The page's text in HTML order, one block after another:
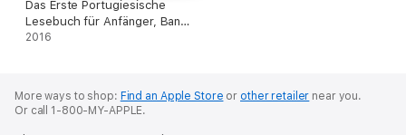
Das Erste Portugiesische
Lesebuch für Anfänger, Band
2
2016
More ways to shop: Find an Apple Store or other retailer near you.
Or call 1-800-MY-APPLE.